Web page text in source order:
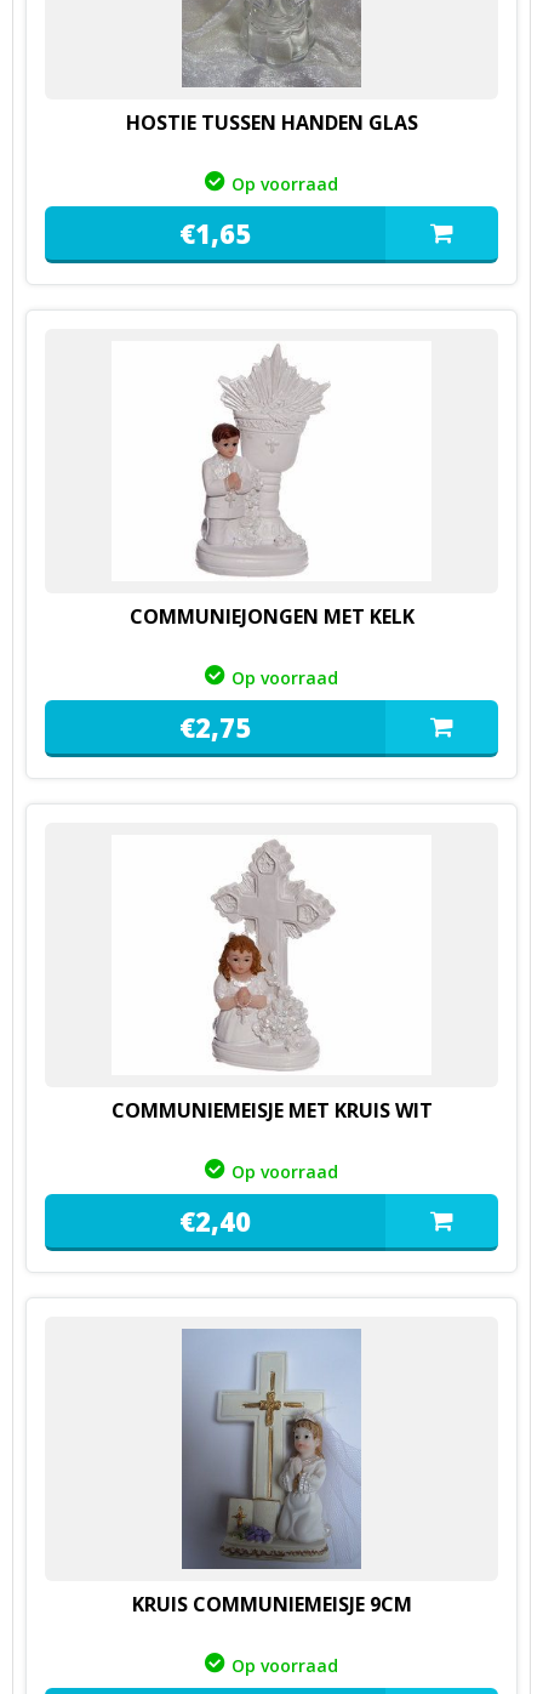
HOSTIE TUSSEN HANDEN GLAS
Op voorraad
€1,65
COMMUNIEJONGEN MET KELK
Op voorraad
€2,75
COMMUNIEMEISJE MET KRUIS WIT
Op voorraad
€2,40
KRUIS COMMUNIEMEISJE 9CM
Op voorraad